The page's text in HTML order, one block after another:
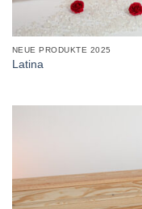
NEUE PRODUKTE 2025
Latina